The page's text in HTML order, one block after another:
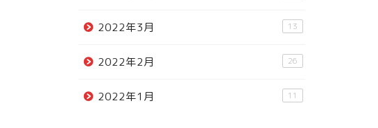
2022年3月 13
2022年2月 26
2022年1月 11